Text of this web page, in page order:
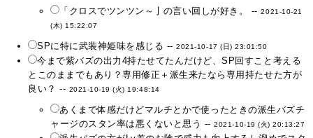
「クロスでツンツン～亅の言い回しが好き。 --2021-10-21
(木) 15:22:07
SPに特に武装神姫味を感じる --2021-10-17 (日) 23:01:50
今まで紫バズの出力4持たせてたんだけど、SP回すこと考える
とこのままでもあり？専用修正＋派生来たなら専用持たせた方が
良い？ -- 2021-10-19 (火) 19:48:14
あくまで体感だけどマルチとかで使ったときの派生バズチ
ャージのスタン率は悪くないと思う --2021-10-19 (火) 20:13:27